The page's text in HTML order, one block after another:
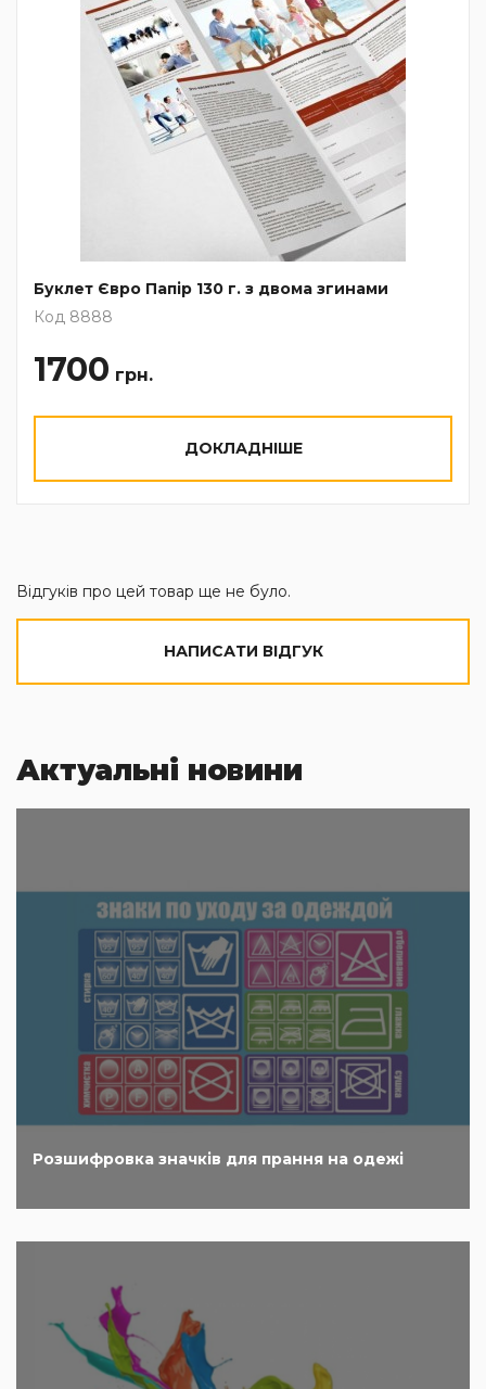
Буклет Євро Папір 130 г. з двома згинами
Код 8888
1700 грн.
ДОКЛАДНІШЕ
Відгуків про цей товар ще не було.
НАПИСАТИ ВІДГУК
Актуальні новини
Розшифровка значків для прання на одежі